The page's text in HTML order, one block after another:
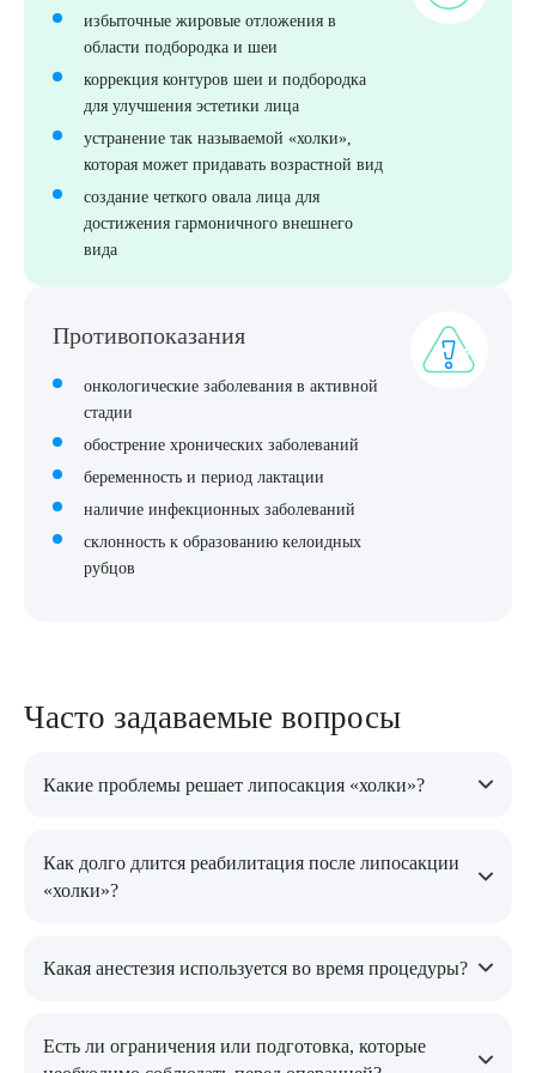
избыточные жировые отложения в
области подбородка и шеи
коррекция контуров шеи и подбородка
для улучшения эстетики лица
устранение так называемой «холки»,
которая может придавать возрастной вид
создание четкого овала лица для
достижения гармоничного внешнего
вида
Противопоказания
онкологические заболевания в активной
стадии
обострение хронических заболеваний
беременность и период лактации
наличие инфекционных заболеваний
склонность к образованию келоидных
рубцов
Часто задаваемые вопросы
Какие проблемы решает липосакция «холки»?
жировые отложения в области подбородка и шеи, улучшая
контуры лица и придавая ему более молодой и подтянутый
Как долго длится реабилитация после липосакции
«холки»?
до двух недель, в зависимости от индивидуальных
Какая анестезия используется во время процедуры?
избежать болевых ощущений. В редких случаях может быть
Есть ли ограничения или подготовка, которые
ОТПРАВИТЬ
Я даю согласие на
Выберите сопутствующую услугу
ПОДТВЕРДИТЬ